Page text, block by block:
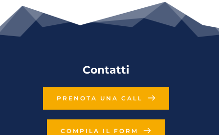
Contatti
PRENOTA UNA CALL
COMPILA IL FORM